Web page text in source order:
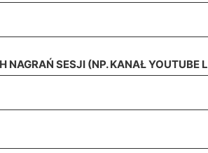
NAGRAŃ SESJI (NP. KANAŁ YOUTUBE